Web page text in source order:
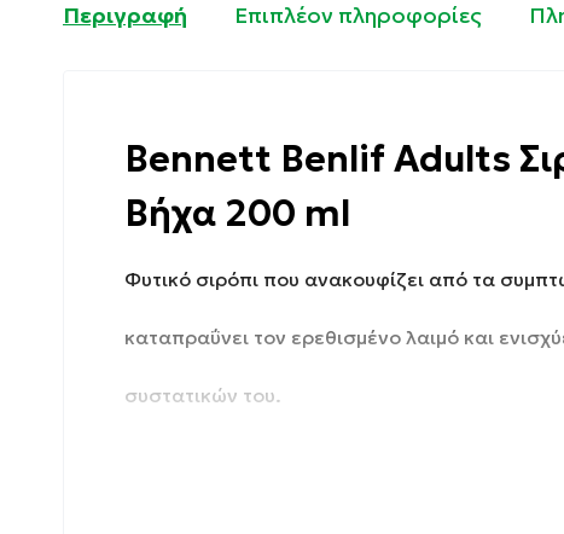
Περιγραφή Επιπλέον πληροφορίες
Bennett Benlif Adults
Βήχα 200 ml
Φυτικό σιρόπι που ανακουφίζει από τα
καταπραΰνει τον ερεθισμένο λαιμό και
συστατικών του.
Φασκόμηλου, Ευκάλυπτου, Κόκκινο